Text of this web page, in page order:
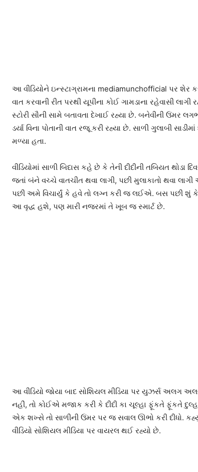
આ વીડિયોને ઇન્સ્ટાગ્રામના mediamunchofficial પર
વાત કરવાની રીત પરથી યૂપીના કોઈ ગામડાના રહેવાસી
સ્ટોરી સૌની સામે બતાવતા દેખાઈ રહ્યા છે. બનેવીની ઉંમર
ડર્યા વિના પોતાની વાત રજૂ કરી રહ્યા છે. સાળી ગુલાબી
મળ્યા હતા.
વીડિયોમાં સાળી બિદાસ કહે છે કે તેની દીદીની તબિયત
જતાં બંને વચ્ચે વાતચીત થવા લાગી, પછી મુલાકાતો થવા
પછી અમે વિચાર્યું કે હવે તો લગ્ન કરી જ લઈએ. બસ પછી શું
આ વૃદ્ધ હશે, પણ મારી નજરમાં તે ખૂબ જ સ્માર્ટ છે.
આ વીડિયો જોયા બાદ સોશિયલ મીડિયા પર યુઝર્સ અલગ
નહીં, તો કોઈએ મજાક કરી કે દીદી કા ચૂલ્હા ફૂંકતે ફૂંકતે
એક શખ્સે તો સાળીની ઉંમર પર જ સવાલ ઊભો કરી દીધો.
વીડિયો સોશિયલ મીડિયા પર વાયરલ થઈ રહ્યો છે.